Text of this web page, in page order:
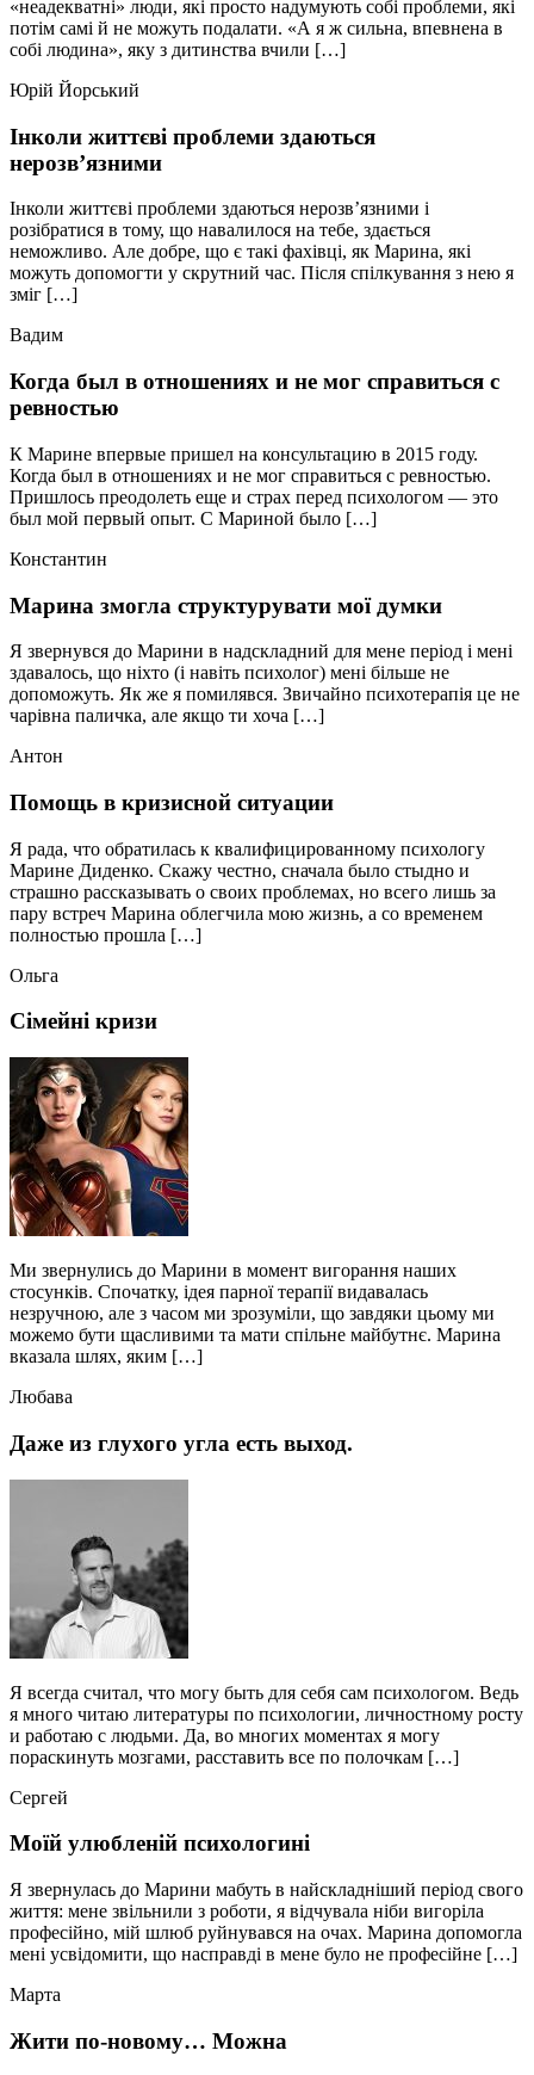
«неадекватні» люди, які просто надумують собі проблеми, які
потім самі й не можуть подалати. «А я ж сильна, впевнена в
собі людина», яку з дитинства вчили […]
Юрій Йорський
Інколи життєві проблеми здаються
нерозв’язними
Інколи життєві проблеми здаються нерозв’язними і
розібратися в тому, що навалилося на тебе, здається
неможливо. Але добре, що є такі фахівці, як Марина, які
можуть допомогти у скрутний час. Після спілкування з нею я
зміг […]
Вадим
Когда был в отношениях и не мог справиться с
ревностью
К Марине впервые пришел на консультацию в 2015 году.
Когда был в отношениях и не мог справиться с ревностью.
Пришлось преодолеть еще и страх перед психологом — это
был мой первый опыт. С Мариной было […]
Константин
Марина змогла структурувати мої думки
Я звернувся до Марини в надскладний для мене період і мені
здавалось, що ніхто (і навіть психолог) мені більше не
допоможуть. Як же я помилявся. Звичайно психотерапія це не
чарівна паличка, але якщо ти хоча […]
Антон
Помощь в кризисной ситуации
Я рада, что обратилась к квалифицированному психологу
Марине Диденко. Скажу честно, сначала было стыдно и
страшно рассказывать о своих проблемах, но всего лишь за
пару встреч Марина облегчила мою жизнь, а со временем
полностью прошла […]
Ольга
Сімейні кризи
Ми звернулись до Марини в момент вигорання наших
стосунків. Спочатку, ідея парної терапії видавалась
незручною, але з часом ми зрозуміли, що завдяки цьому ми
можемо бути щасливими та мати спільне майбутнє. Марина
вказала шлях, яким […]
Любава
Даже из глухого угла есть выход.
Я всегда считал, что могу быть для себя сам психологом. Ведь
я много читаю литературы по психологии, личностному росту
и работаю с людьми. Да, во многих моментах я могу
пораскинуть мозгами, расставить все по полочкам […]
Сергей
Моїй улюбленій психологині
Я звернулась до Марини мабуть в найскладніший період свого
життя: мене звільнили з роботи, я відчувала ніби вигоріла
професійно, мій шлюб руйнувався на очах. Марина допомогла
мені усвідомити, що насправді в мене було не професійне […]
Марта
Жити по-новому… Можна